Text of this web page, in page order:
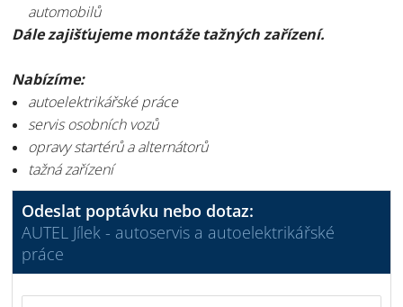
automobilů
Dále zajišťujeme montáže tažných zařízení.
Nabízíme:
autoelektrikářské práce
servis osobních vozů
opravy startérů a alternátorů
tažná zařízení
Odeslat poptávku nebo dotaz:
AUTEL Jílek - autoservis a autoelektrikářské
práce